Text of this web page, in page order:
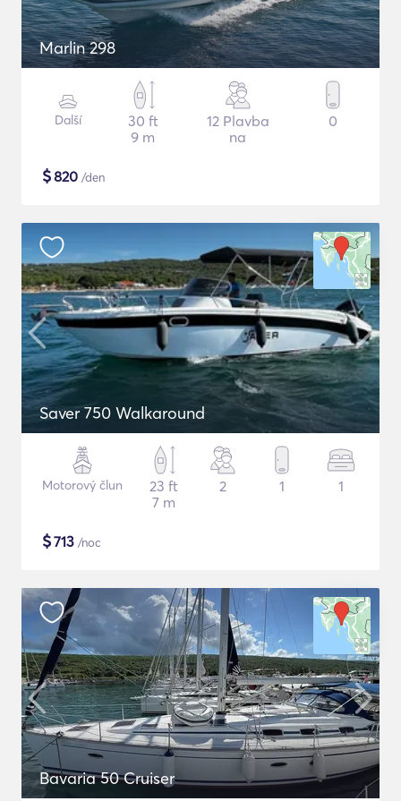
Marlin 298
Další
30 ft
9 m
12 Plavba
na
0
$820 /den
Saver 750 Walkaround
Motorový člun
23 ft
7 m
2 1 1
$713 /noc
Bavaria 50 Cruiser